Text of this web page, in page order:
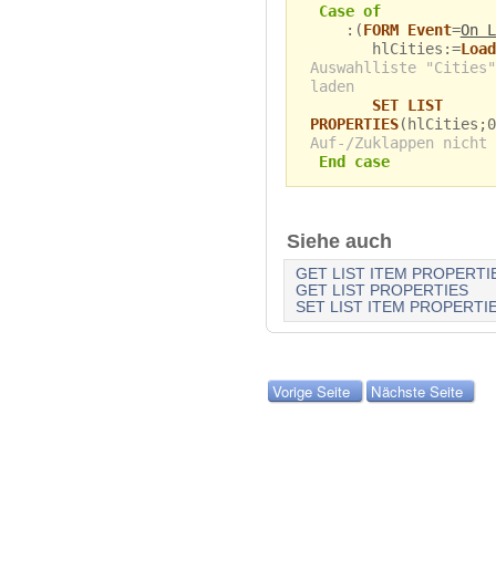
Case of
:(FORM Event=On
hlCities:=
Auswahlliste
laden
SET LIST
PROPERTIES
Auf-/Zuklappen nicht
End case
Siehe auch
GET LIST ITEM
GET LIST PROPERTIES
SET LIST ITEM
Vorige Seite Nächste Seite